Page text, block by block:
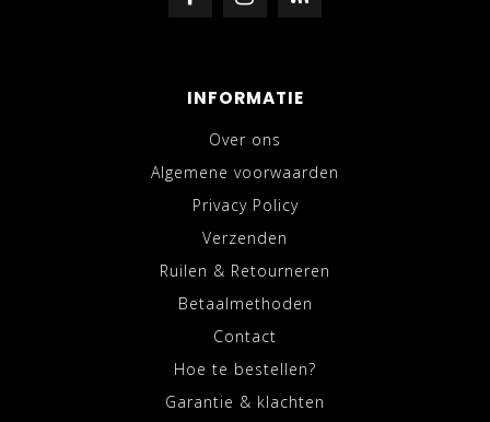
INFORMATIE
Over ons
Algemene voorwaarden
Privacy Policy
Verzenden
Ruilen & Retourneren
Betaalmethoden
Contact
Hoe te bestellen?
Garantie & klachten